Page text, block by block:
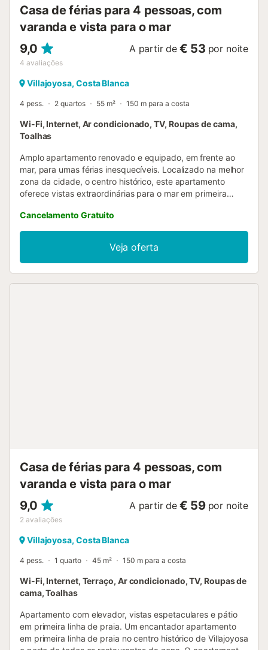
Casa de férias para 4 pessoas, com
varanda e vista para o mar
9,0
4 avaliações
A partir de € 53 por noite
Villajoyosa, Costa Blanca
4 pess. 2 quartos 55 m² 150 m para a costa
Wi-Fi, Internet, Ar condicionado, TV, Roupas de cama,
Toalhas
Amplo apartamento renovado e equipado, em frente ao
mar, para umas férias inesquecíveis. Localizado na melhor
zona da cidade, o centro histórico, este apartamento
oferece vistas extraordinárias para o mar em primeira
de casal e outro quarto que se recomenda para uso de
crianças, pois as camas são beliches, portanto mais
pequenas que uma cama normal. Cozinha totalmente
equipada com utensílios básicos, máquina de lavar roupa,
forno, máquina de café e frigorífico. Sala de estar com TV
Cancelamento Gratuito
Veja oferta
Casa de férias para 4 pessoas, com
varanda e vista para o mar
9,0
2 avaliações
A partir de € 59 por noite
Villajoyosa, Costa Blanca
4 pess. 1 quarto 45 m² 150 m para a costa
Wi-Fi, Internet, Terraço, Ar condicionado, TV, Roupas de
cama, Toalhas
Apartamento com elevador, vistas espetaculares e pátio
em primeira linha de praia. Um encantador apartamento
em primeira linha de praia no centro histórico de Villajoyosa